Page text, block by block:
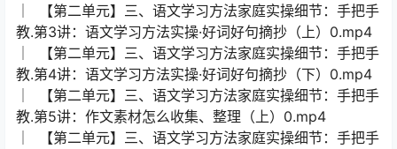
│ 【第二单元】三、语文学习方法家庭实操细节：手把手
教.第3讲：语文学习方法实操·好词好句摘抄（上）0.mp4
│ 【第二单元】三、语文学习方法家庭实操细节：手把手
教.第4讲：语文学习方法实操·好词好句摘抄（下）0.mp4
│ 【第二单元】三、语文学习方法家庭实操细节：手把手
教.第5讲：作文素材怎么收集、整理（上）0.mp4
│ 【第二单元】三、语文学习方法家庭实操细节：手把手